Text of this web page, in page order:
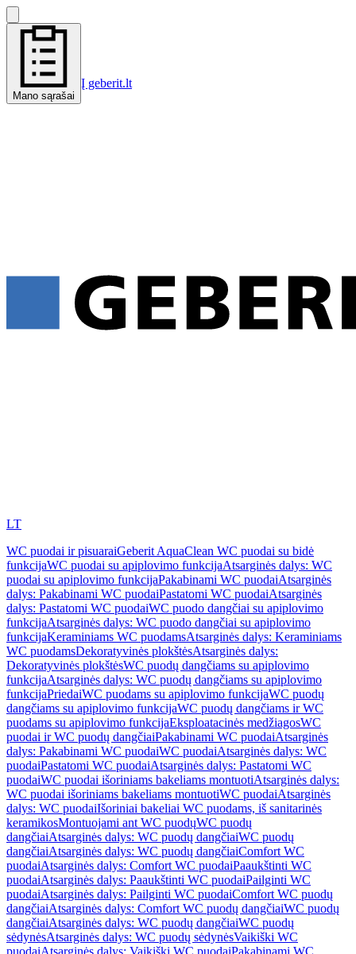
Mano sąrašai
Į geberit.lt
LT
WC puodai ir pisuaraiGeberit AquaClean WC puodai su bidė
funkcijaWC puodai su apiplovimo funkcijaAtsarginės dalys: WC
puodai su apiplovimo funkcijaPakabinami WC puodaiAtsarginės
dalys: Pakabinami WC puodaiPastatomi WC puodaiAtsarginės
dalys: Pastatomi WC puodaiWC puodo dangčiai su apiplovimo
funkcijaAtsarginės dalys: WC puodo dangčiai su apiplovimo
funkcijaKeraminiams WC puodamsAtsarginės dalys: Keraminiams
WC puodamsDekoratyvinės plokštėsAtsarginės dalys:
Dekoratyvinės plokštėsWC puodų dangčiams su apiplovimo
funkcijaAtsarginės dalys: WC puodų dangčiams su apiplovimo
funkcijaPriedaiWC puodams su apiplovimo funkcijaWC puodų
dangčiams su apiplovimo funkcijaWC puodų dangčiams ir WC
puodams su apiplovimo funkcijaEksploatacinės medžiagosWC
puodai ir WC puodų dangčiaiPakabinami WC puodaiAtsarginės
dalys: Pakabinami WC puodaiWC puodaiAtsarginės dalys: WC
puodaiPastatomi WC puodaiAtsarginės dalys: Pastatomi WC
puodaiWC puodai išoriniams bakeliams montuotiAtsarginės dalys:
WC puodai išoriniams bakeliams montuotiWC puodaiAtsarginės
dalys: WC puodaiIšoriniai bakeliai WC puodams, iš sanitarinės
keramikosMontuojami ant WC puodųWC puodų
dangčiaiAtsarginės dalys: WC puodų dangčiaiWC puodų
dangčiaiAtsarginės dalys: WC puodų dangčiaiComfort WC
puodaiAtsarginės dalys: Comfort WC puodaiPaaukštinti WC
puodaiAtsarginės dalys: Paaukštinti WC puodaiPailginti WC
puodaiAtsarginės dalys: Pailginti WC puodaiComfort WC puodų
dangčiaiAtsarginės dalys: Comfort WC puodų dangčiaiWC puodų
dangčiaiAtsarginės dalys: WC puodų dangčiaiWC puodų
sėdynėsAtsarginės dalys: WC puodų sėdynėsVaikiški WC
puodaiAtsarginės dalys: Vaikiški WC puodaiPakabinami WC